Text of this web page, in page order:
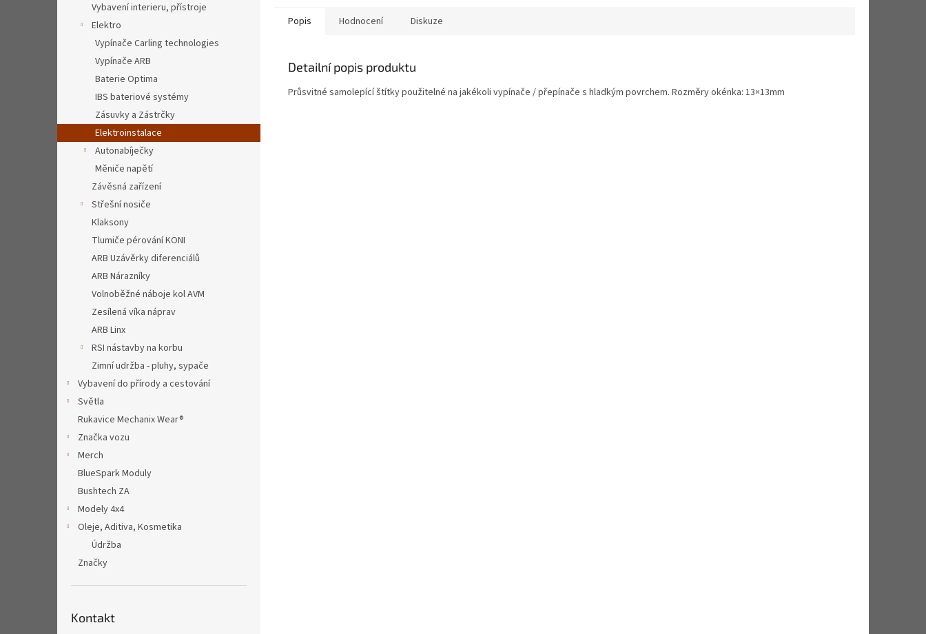
Vybavení interieru, přístroje
Elektro
Vypínače Carling technologies
Vypínače ARB
Baterie Optima
IBS bateriové systémy
Zásuvky a Zástrčky
Elektroinstalace
Autonabíječky
Měniče napětí
Závěsná zařízení
Střešní nosiče
Klaksony
Tlumiče pérování KONI
ARB Uzávěrky diferenciálů
ARB Nárazníky
Volnoběžné náboje kol AVM
Zesílená víka náprav
ARB Linx
RSI nástavby na korbu
Zimní udržba - pluhy, sypače
Vybavení do přírody a cestování
Světla
Rukavice Mechanix Wear®
Značka vozu
Merch
BlueSpark Moduly
Bushtech ZA
Modely 4x4
Oleje, Aditiva, Kosmetika
Údržba
Značky
Kontakt
Popis Hodnocení Diskuze
Detailní popis produktu
Průsvitné samolepící štítky použitelné na jakékoli vypínače / přepínače s hladkým povrchem. Rozměry okénka: 13×13mm